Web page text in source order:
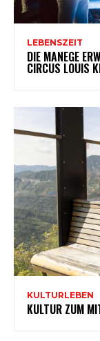
LEBENSZEIT
DIE MANEGE
CIRCUS LOUIS
KULTURLEBEN
KULTUR ZUM